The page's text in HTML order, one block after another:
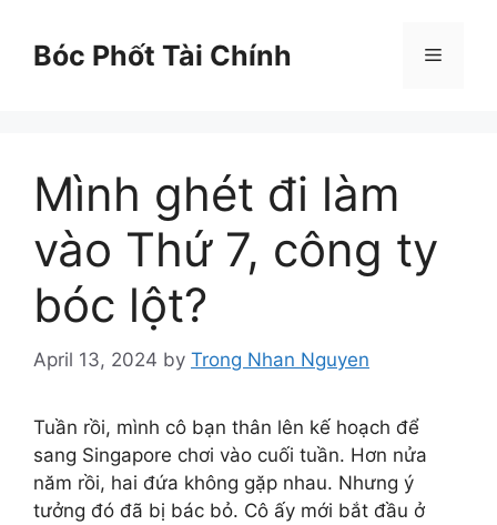
contentBóc Phốt Tài Chính Menu
Mình ghét đi làm
vào Thứ 7, công ty
bóc lột?
April 13, 2024 by Trong Nhan Nguyen
Tuần rồi, mình cô bạn thân lên kế hoạch để
sang Singapore chơi vào cuối tuần. Hơn nửa
năm rồi, hai đứa không gặp nhau. Nhưng ý
tưởng đó đã bị bác bỏ. Cô ấy mới bắt đầu ở